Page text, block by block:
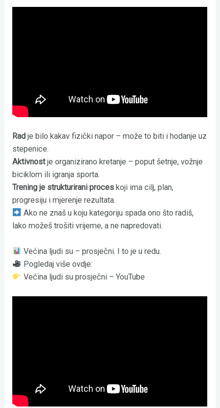
Radje bilo kakav fizički napor – može to biti i hodanje uz
stepenice.
Aktivnostje organizirano kretanje – poput šetnje, vožnje
biciklom ili igranja sporta.
Trening je strukturirani proces koji ima cilj, plan,
progresiju i mjerenje rezultata.
Ako ne znaš u koju kategoriju spada ono što radiš,
lako možeš trošiti vrijeme, a ne napredovati.
Većina ljudi su – prosječni. I to je u redu.
Pogledaj više ovdje:
Većina ljudi su prosječni – YouTube